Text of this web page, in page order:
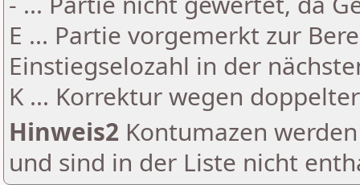
E ... Partie vorgemerkt zur
Einstiegselozahl in der
K ... Korrektur wegen
Hinweis2 Kontumazen
und sind in der Liste nicht